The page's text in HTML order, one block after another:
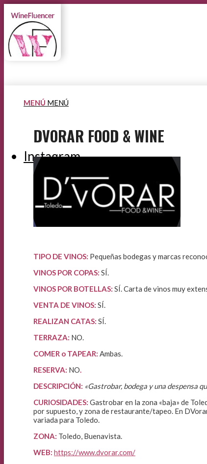
MENÚ MENÚ
Instagram
DVORAR FOOD & WINE
TIPO DE VINOS: Pequeñas bodegas y marcas
VINOS POR COPAS: SÍ.
VINOS POR BOTELLAS: SÍ. Carta de vinos muy
VENTA DE VINOS: SÍ.
REALIZAN CATAS: SÍ.
TERRAZA: NO.
COMER o TAPEAR: Ambas.
RESERVA: NO.
DESCRIPCIÓN: «Gastrobar, bodega y una despensa
CURIOSIDADES: Gastrobar en la zona «baja» de
por supuesto, y zona de restaurante/tapeo. En
variada para Toledo.
ZONA: Toledo, Buenavista.
WEB: https://www.dvorar.com/